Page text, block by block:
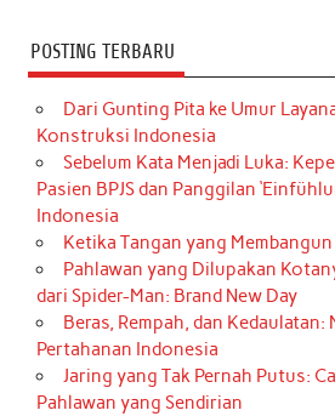
POSTING TERBARU
Dari Gunting Pita ke Umur
Konstruksi Indonesia
Sebelum Kata Menjadi Luka:
Pasien BPJS dan Panggilan
Indonesia
Ketika Tangan yang
Pahlawan yang Dilupakan
dari Spider-Man: Brand New Day
Beras, Rempah, dan Kedaulatan:
Pertahanan Indonesia
Jaring yang Tak Pernah Putus:
Pahlawan yang Sendirian